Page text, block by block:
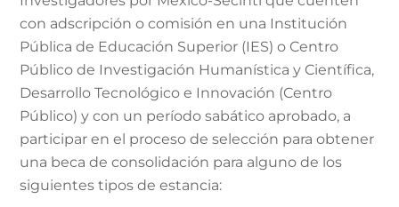
con adscripción o comisión en una Institución
Pública de Educación Superior (IES) o Centro
Público de Investigación Humanística y Científica,
Desarrollo Tecnológico e Innovación (Centro
Público) y con un período sabático aprobado, a
participar en el proceso de selección para obtener
una beca de consolidación para alguno de los
siguientes tipos de estancia: